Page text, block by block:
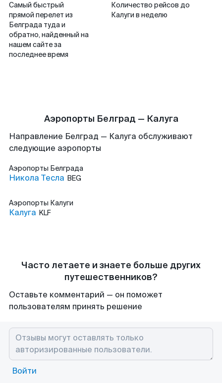
Самый быстрый
прямой перелет из
Белграда туда и
обратно, найденный на
нашем сайте за
последнее время
Количество рейсов до
Калуги в неделю
Аэропорты Белград — Калуга
Направление Белград — Калуга обслуживают
следующие аэропорты
Аэропорты Белграда
Никола Тесла BEG
Аэропорты Калуги
Калуга KLF
Часто летаете и знаете больше других
путешественников?
Оставьте комментарий — он поможет
пользователям принять решение
Войти